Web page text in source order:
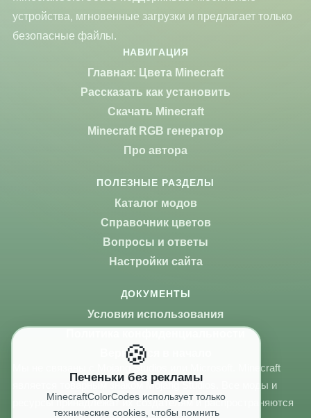
устройства, мгновенные загрузки и предлагает только
безопасные файлы.
НАВИГАЦИЯ
Главная: Цвета Minecraft
Рассказать как установить
Скачать Minecraft
Minecraft RGB генератор
Про автора
ПОЛЕЗНЫЕ РАЗДЕЛЫ
Каталог модов
Справочник цветов
Вопросы и ответы
Настройки сайта
ДОКУМЕНТЫ
Условия использования
Вернуться в начало
Мы не связаны с Mojang Studios или Microsoft. Minecraft
является товарным знаком Mojang Studios. Все моды и
ресурсы принадлежат их создателям и распространяются
🍪
Печеньки без рекламы
MinecraftColorCodes использует только
технические cookies, чтобы помнить